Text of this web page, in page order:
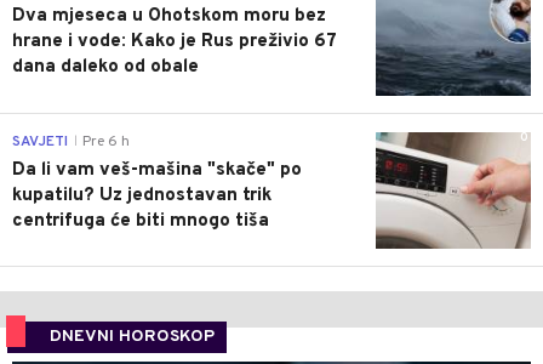
Dva mjeseca u Ohotskom moru bez
hrane i vode: Kako je Rus preživio 67
dana daleko od obale
0
SAVJETI Pre 6 h
Da li vam veš-mašina "skače" po
kupatilu? Uz jednostavan trik
centrifuga će biti mnogo tiša
DNEVNI HOROSKOP